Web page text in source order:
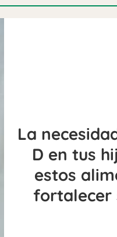
La
D en tus
estos
fortalecer